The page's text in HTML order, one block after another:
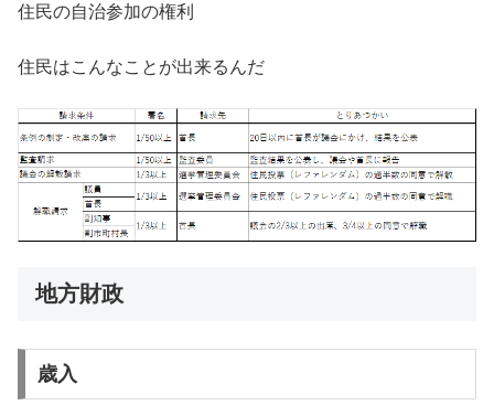
住民の自治参加の権利
住民はこんなことが出来るんだ
地方財政
歳入